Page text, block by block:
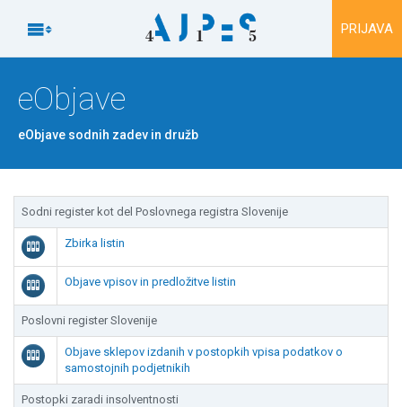
Na vsebino
 PRIJAVA
eObjave
eObjave sodnih zadev in družb
Sodni register kot del Poslovnega registra Slovenije
 Zbirka listin
 Objave vpisov in predložitve listin
Poslovni register Slovenije

Objave sklepov izdanih v postopkih vpisa podatkov o
samostojnih podjetnikih
Postopki zaradi insolventnosti